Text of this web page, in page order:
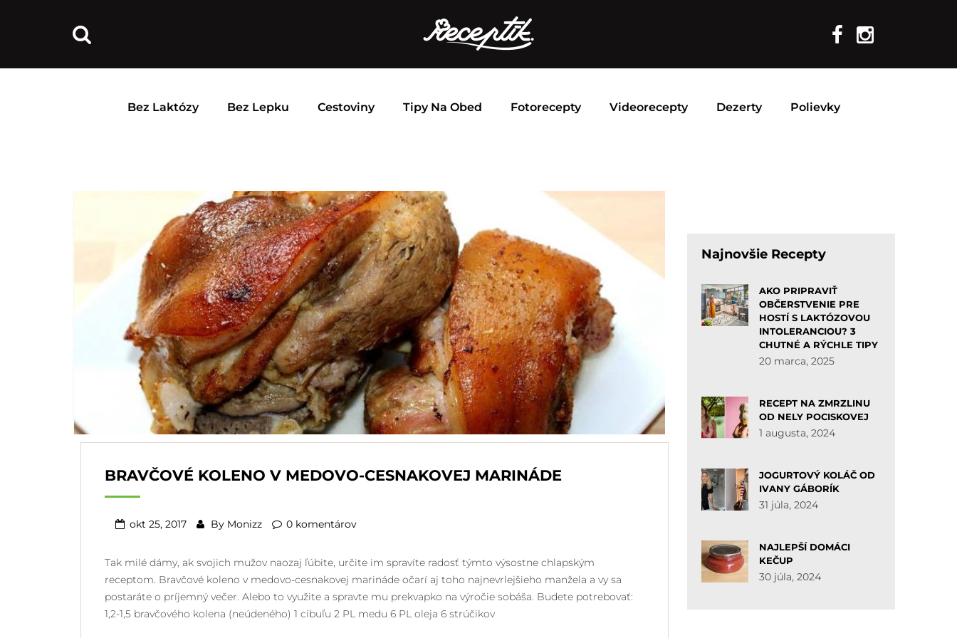
Bez Laktózy Bez Lepku Cestoviny Tipy Na Obed Fotorecepty Videorecepty Dezerty Polievky
BRAVČOVÉ KOLENO V MEDOVO-CESNAKOVEJ MARINÁDE
okt 25, 2017 By Monizz 0 komentárov
Tak milé dámy, ak svojich mužov naozaj ľúbite, určite im spravíte radosť týmto výsostne chlapským
receptom. Bravčové koleno v medovo-cesnakovej marináde očarí aj toho najnevrlejšieho manžela a vy sa
postaráte o príjemný večer. Alebo to využite a spravte mu prekvapko na výročie sobáša. Budete potrebovať:
1,2-1,5 bravčového kolena (neúdeného) 1 cibuľu 2 PL medu 6 PL oleja 6 strúčikov
Najnovšie Recepty
AKO PRIPRAVIŤ
OBČERSTVENIE PRE
HOSTÍ S LAKTÓZOVOU
INTOLERANCIOU? 3
CHUTNÉ A RÝCHLE TIPY
20 marca, 2025
RECEPT NA ZMRZLINU
OD NELY POCISKOVEJ
1 augusta, 2024
JOGURTOVÝ KOLÁČ OD
IVANY GÁBORÍK
31 júla, 2024
NAJLEPŠÍ DOMÁCI
KEČUP
30 júla, 2024